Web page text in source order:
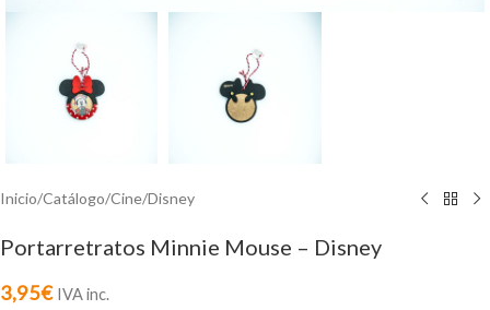
Inicio/Catálogo/Cine/Disney
Portarretratos Minnie Mouse – Disney
3,95€ IVA inc.